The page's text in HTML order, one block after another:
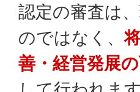
認定の審査は
のではなく、
善・経営発展